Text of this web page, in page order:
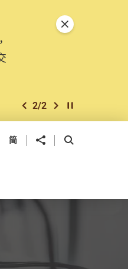
上一個
2/2 下一個開始/暫停幻燈
關閉特別通告
简 分享到 開啟搜尋框